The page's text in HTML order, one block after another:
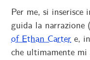
Per me, si
guida la narrazione
of Ethan Carter e,
che ultimamente